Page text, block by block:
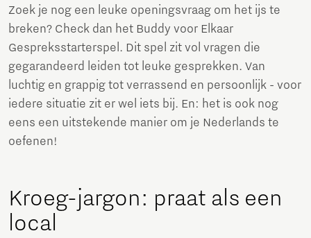
Zoek je nog een leuke openingsvraag om het ijs te
breken? Check dan het Buddy voor Elkaar
Gespreksstarterspel. Dit spel zit vol vragen die
gegarandeerd leiden tot leuke gesprekken. Van
luchtig en grappig tot verrassend en persoonlijk - voor
iedere situatie zit er wel iets bij. En: het is ook nog
eens een uitstekende manier om je Nederlands te
oefenen!
Kroeg-jargon: praat als een
local